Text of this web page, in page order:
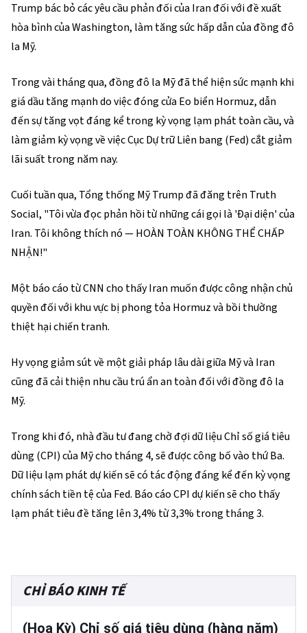
Trump bác bỏ các yêu cầu phản đối của Iran đối với đề xuất
hòa bình của Washington, làm tăng sức hấp dẫn của đồng đô
la Mỹ.
Trong vài tháng qua, đồng đô la Mỹ đã thể hiện sức mạnh khi
giá dầu tăng mạnh do việc đóng cửa Eo biển Hormuz, dẫn
đến sự tăng vọt đáng kể trong kỳ vọng lạm phát toàn cầu, và
làm giảm kỳ vọng về việc Cục Dự trữ Liên bang (Fed) cắt giảm
lãi suất trong năm nay.
Cuối tuần qua, Tổng thống Mỹ Trump đã đăng trên Truth
Social, "Tôi vừa đọc phản hồi từ những cái gọi là 'Đại diện' của
Iran. Tôi không thích nó — HOÀN TOÀN KHÔNG THỂ CHẤP
NHẬN!"
Một báo cáo từ CNN cho thấy Iran muốn được công nhận chủ
quyền đối với khu vực bị phong tỏa Hormuz và bồi thường
thiệt hại chiến tranh.
Hy vọng giảm sút về một giải pháp lâu dài giữa Mỹ và Iran
cũng đã cải thiện nhu cầu trú ẩn an toàn đối với đồng đô la
Mỹ.
Trong khi đó, nhà đầu tư đang chờ đợi dữ liệu Chỉ số giá tiêu
dùng (CPI) của Mỹ cho tháng 4, sẽ được công bố vào thứ Ba.
Dữ liệu lạm phát dự kiến sẽ có tác động đáng kể đến kỳ vọng
chính sách tiền tệ của Fed. Báo cáo CPI dự kiến sẽ cho thấy
lạm phát tiêu đề tăng lên 3,4% từ 3,3% trong tháng 3.
CHỈ BÁO KINH TẾ
(Hoa Kỳ) Chỉ số giá tiêu dùng (hàng năm)